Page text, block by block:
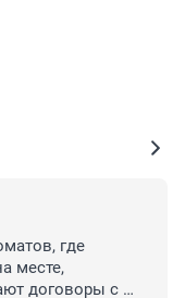
где
месте,
договоры с